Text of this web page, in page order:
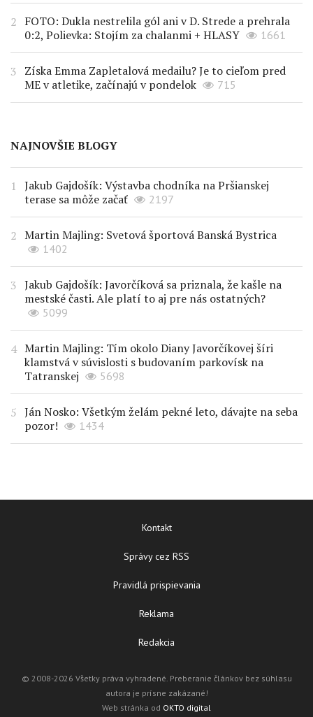
FOTO: Dukla nestrelila gól ani v D. Strede a prehrala
0:2, Polievka: Stojím za chalanmi + HLASY
1661
Získa Emma Zapletalová medailu? Je to cieľom pred
ME v atletike, začínajú v pondelok
715
NAJNOVŠIE BLOGY
Jakub Gajdošík: Výstavba chodníka na Pršianskej
terase sa môže začať
2197
Martin Majling: Svetová športová Banská Bystrica
1402
Jakub Gajdošík: Javorčíková sa priznala, že kašle na
mestské časti. Ale platí to aj pre nás ostatných?
5099
Martin Majling: Tím okolo Diany Javorčíkovej šíri
klamstvá v súvislosti s budovaním parkovísk na
Tatranskej
5698
Ján Nosko: Všetkým želám pekné leto, dávajte na seba
pozor!
1434
Kontakt
Správy cez RSS
Pravidlá prispievania
Reklama
Redakcia
© 2008-2026 Všetky práva vyhradené. Preberanie článkov bez súhlasu
autora je prísne zakázané!
Web stránka od OKTO digital